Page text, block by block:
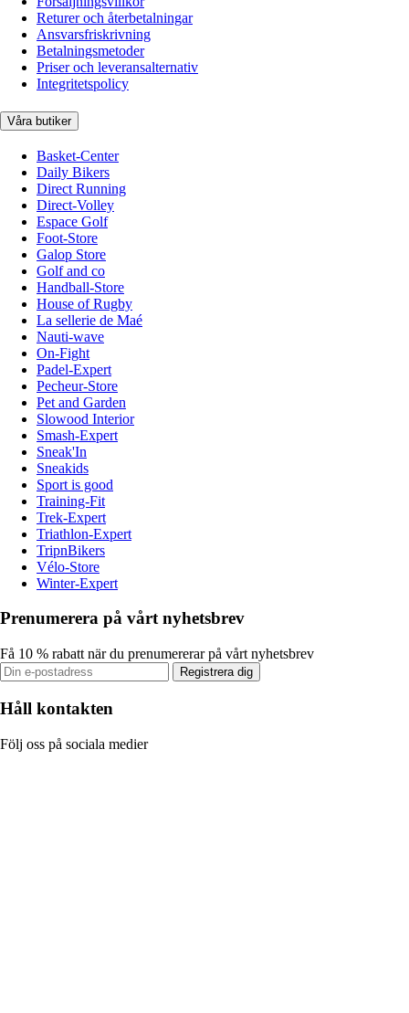
Returer och återbetalningar
Ansvarsfriskrivning
Betalningsmetoder
Priser och leveransalternativ
Integritetspolicy
Våra butiker
Basket-Center
Daily Bikers
Direct Running
Direct-Volley
Espace Golf
Foot-Store
Galop Store
Golf and co
Handball-Store
House of Rugby
La sellerie de Maé
Nauti-wave
On-Fight
Padel-Expert
Pecheur-Store
Pet and Garden
Slowood Interior
Smash-Expert
Sneak'In
Sneakids
Sport is good
Training-Fit
Trek-Expert
Triathlon-Expert
TripnBikers
Vélo-Store
Winter-Expert
Prenumerera på vårt nyhetsbrev
Få 10 % rabatt när du prenumererar på vårt nyhetsbrev
Registrera dig
Håll kontakten
Följ oss på sociala medier